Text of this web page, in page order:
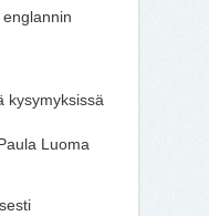
kysymyksissä
Luoma